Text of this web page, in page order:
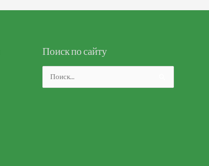
Поиск по сайту
Поиск: